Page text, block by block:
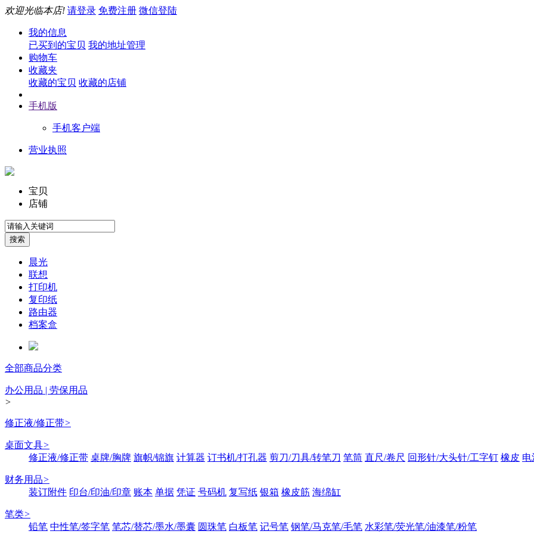
欢迎光临本店! 请登录 免费注册 微信登陆
我的信息
已买到的宝贝 我的地址管理
购物车
收藏夹
收藏的宝贝 收藏的店铺
手机版
手机客户端
营业执照
宝贝
店铺
晨光
联想
打印机
复印纸
路由器
档案盒
全部商品分类
办公用品 | 劳保用品
>
修正液/修正带>
桌面文具>
修正液/修正带 桌牌/胸牌 旗帜/锦旗 计算器 订书机/打孔器 剪刀/刀具/转笔刀 笔筒 直尺/卷尺 回形针/大头针/工字钉 橡皮 电
财务用品>
装订附件 印台/印油/印章 账本 单据 凭证 号码机 复写纸 银箱 橡皮筋 海绵缸
笔类>
铅笔 中性笔/签字笔 笔芯/替芯/墨水/墨囊 圆珠笔 白板笔 记号笔 钢笔/马克笔/毛笔 水彩笔/荧光笔/油漆笔/粉笔